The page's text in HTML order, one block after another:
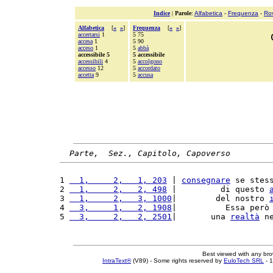
Indice| Parole: Alfabetica - Frequenza -
Alfabetica [« »]
accertarsi 1
accesa 1
acceso 1
accessibile 5
accessibili 4
accesso 12
accetta 9
Frequenza [« »]
5 75
5 90
5 abbà
5 accessibile
5 accolgono
5 accordato
5 accusa
Parte,  Sez., Capitolo, Capoverso
1
  1,     2,   1, 203
consegnare se
2
  1,     2,   2, 498
|         di questo
3
  1,     2,   3, 1000
|        del nostro
4
  3,     1,   2, 1908
|          Essa
5
  3,     2,   2, 2501
|       una realtà
Best viewed with any
IntraText®(V89) - Some rights reserved by EuloTech SRL -